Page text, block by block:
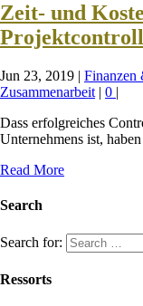
Zeit- und
Jun 23, 2019 | Finanzen
Zusammenarbeit | 0 |
Dass erfolgreiches
Unternehmens ist,
Read More
Search
Search for:
Ressorts